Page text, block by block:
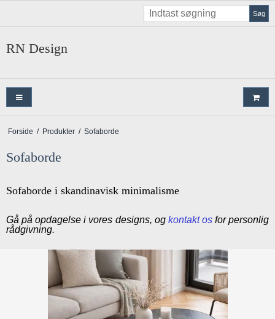
Søg
RN Design
Forside / Produkter / Sofaborde
Sofaborde
Sofaborde i skandinavisk minimalisme
Gå på opdagelse i vores designs, og kontakt osfor personlig
rådgivning.